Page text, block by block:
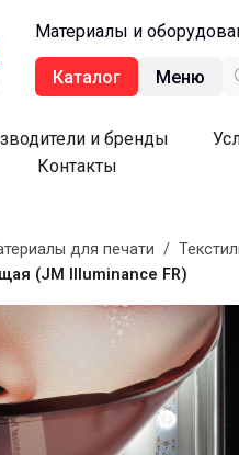
Материалы и
Каталог Меню
и бренды
Контакты
для печати /
(JM Illuminance FR)